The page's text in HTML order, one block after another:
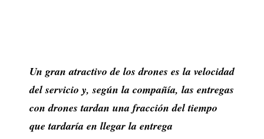
Un gran atractivo de los drones es la velocidad
del servicio y, según la compañía, las entregas
con drones tardan una fracción del tiempo
que tardaría en llegar la entrega